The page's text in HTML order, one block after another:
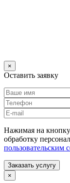
×
Оставить заявку
Нажимая на кнопку
обработку
пользовательским
Заказать услугу
×